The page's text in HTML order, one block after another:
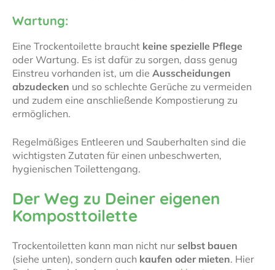
Wartung:
Eine Trockentoilette braucht keine spezielle Pflege
oder Wartung. Es ist dafür zu sorgen, dass genug
Einstreu vorhanden ist, um die Ausscheidungen
abzudecken und so schlechte Gerüche zu vermeiden
und zudem eine anschließende Kompostierung zu
ermöglichen.
Regelmäßiges Entleeren und Sauberhalten sind die
wichtigsten Zutaten für einen unbeschwerten,
hygienischen Toilettengang.
Der Weg zu Deiner eigenen
Komposttoilette
Trockentoiletten kann man nicht nur selbst bauen
(siehe unten), sondern auch kaufen oder mieten. Hier